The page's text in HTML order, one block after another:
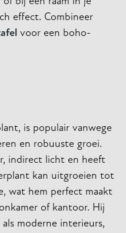
effect. Combineer
voor een boho-
is populair vanwege
en robuuste groei.
indirect licht en heeft
kan uitgroeien tot
wat hem perfect maakt
of kantoor. Hij
moderne interieurs,